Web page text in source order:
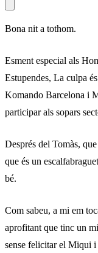
Bona nit a tothom.
Esment especial als
Estupendes, La culpa
Komando Barcelona i
participar als sopars
Després del Tomàs,
que és un
bé.
Com sabeu, a mi em
aprofitant que tinc un
sense felicitar el Miqui